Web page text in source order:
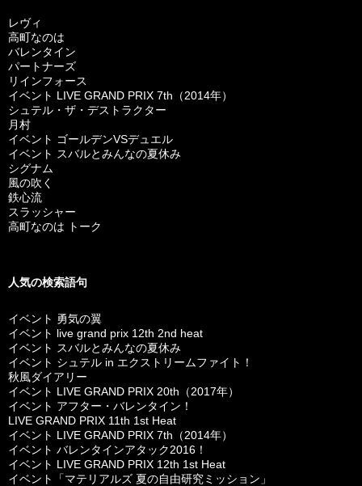
レヴィ
高町なのは
バレンタイン
パートナーズ
リインフォース
イベント LIVE GRAND PRIX 7th（2014年）
シュテル・ザ・デストラクター
月村
イベント ゴールデンVSデュエル
イベント スバルとみんなの夏休み
シグナム
風の吹く
鉄心流
スラッシャー
高町なのは トーク
人気の検索語句
イベント 勇気の翼
イベント live grand prix 12th 2nd heat
イベント スバルとみんなの夏休み
イベント シュテル in エクストリームファイト！
秋風ダイアリー
イベント LIVE GRAND PRIX 20th（2017年）
イベント アフター・バレンタイン！
LIVE GRAND PRIX 11th 1st Heat
イベント LIVE GRAND PRIX 7th（2014年）
イベント バレンタインアタック2016！
イベント LIVE GRAND PRIX 12th 1st Heat
イベント「マテリアルズ 夏の自由研究ミッション」